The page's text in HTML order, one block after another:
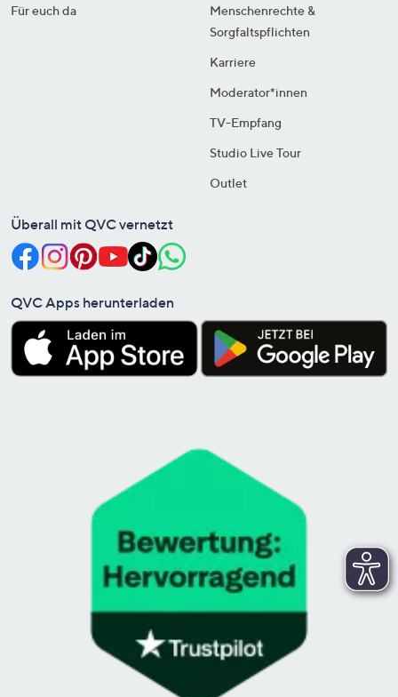
Für euch da
Menschenrechte &
Sorgfaltspflichten
Karriere
Moderator*innen
TV-Empfang
Studio Live Tour
Outlet
Überall mit QVC vernetzt
QVC Apps herunterladen